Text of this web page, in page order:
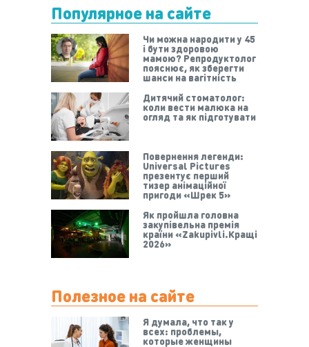
Популярное на сайте
Чи можна народити у 45
і бути здоровою
мамою? Репродуктолог
пояснює, як зберегти
шанси на вагітність
Дитячий стоматолог:
коли вести малюка на
огляд та як підготувати
Повернення легенди:
Universal Pictures
презентує перший
тизер анімаційної
пригоди «Шрек 5»
Як пройшла головна
закупівельна премія
країни «Zakupivli.Кращі
2026»
Полезное на сайте
Я думала, что так у
всех: проблемы,
которые женщины